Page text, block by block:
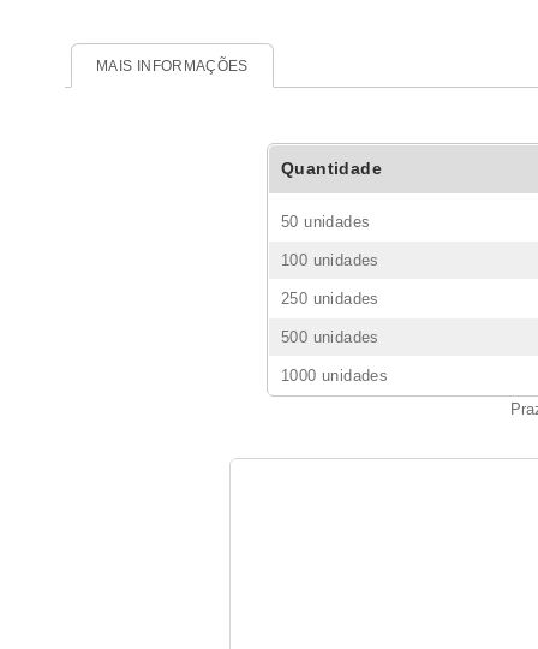
MAIS INFORMAÇÕES
Quantidade
50 unidades
100 unidades
250 unidades
500 unidades
1000 unidades